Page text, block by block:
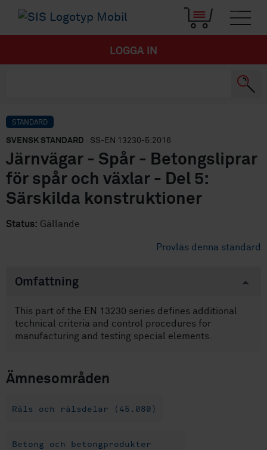
LOGGA IN
STANDARD
SVENSK STANDARD · SS-EN 13230-5:2016
Järnvägar - Spår - Betongsliprar
för spår och växlar - Del 5:
Särskilda konstruktioner
Status: Gällande
Provläs denna standard
Omfattning
This part of the EN 13230 series defines additional
technical criteria and control procedures for
manufacturing and testing special elements.
Ämnesområden
Räls och rälsdelar (45.080)
Betong och betongprodukter